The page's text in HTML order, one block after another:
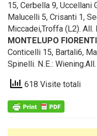
15, Cerbella 9, Uccellani
Malucelli 5, Crisanti 1,
Miccadei,Troffa (L2). All.
MONTELUPO
Conticelli 15, Bartali6,
Spinelli. N.E.:
618 Visite totali